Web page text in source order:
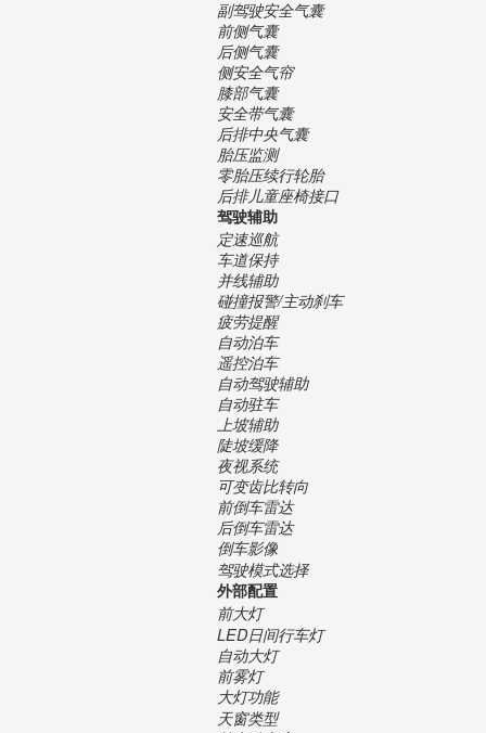
副驾驶安全气囊
前侧气囊
后侧气囊
侧安全气帘
膝部气囊
安全带气囊
后排中央气囊
胎压监测
零胎压续行轮胎
后排儿童座椅接口
驾驶辅助
定速巡航
车道保持
并线辅助
碰撞报警/主动刹车
疲劳提醒
自动泊车
遥控泊车
自动驾驶辅助
自动驻车
上坡辅助
陡坡缓降
夜视系统
可变齿比转向
前倒车雷达
后倒车雷达
倒车影像
驾驶模式选择
外部配置
前大灯
LED日间行车灯
自动大灯
前雾灯
大灯功能
天窗类型